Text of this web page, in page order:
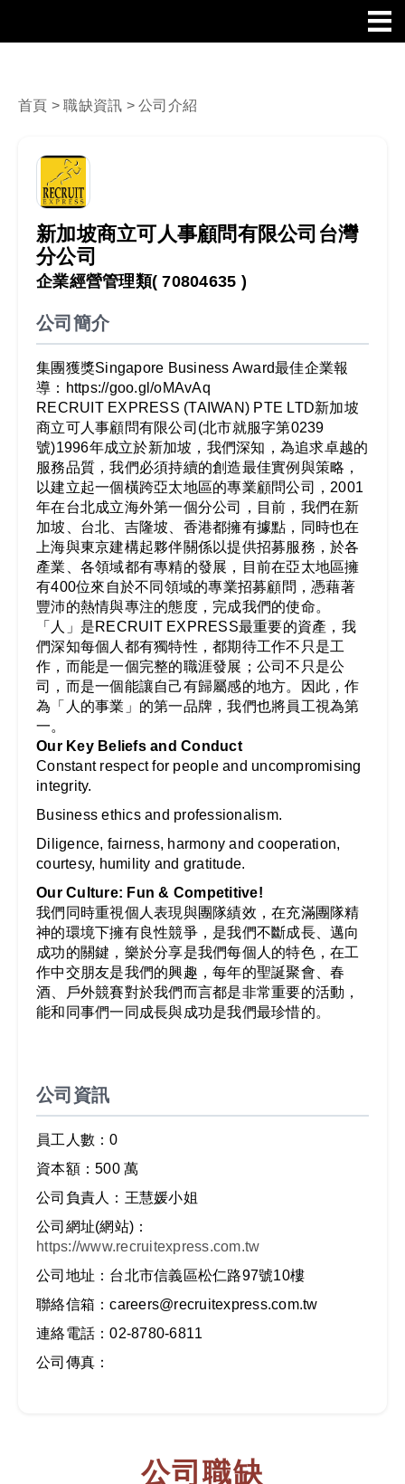
首頁 >職缺資訊 > 公司介紹
新加坡商立可人事顧問有限公司台灣
分公司
企業經營管理類( 70804635 )
公司簡介
集團獲獎Singapore Business Award最佳企業報
導：https://goo.gl/oMAvAq
RECRUIT EXPRESS (TAIWAN) PTE LTD新加坡
商立可人事顧問有限公司(北市就服字第0239
號)1996年成立於新加坡，我們深知，為追求卓越的
服務品質，我們必須持續的創造最佳實例與策略，
以建立起一個橫跨亞太地區的專業顧問公司，2001
年在台北成立海外第一個分公司，目前，我們在新
加坡、台北、吉隆坡、香港都擁有據點，同時也在
上海與東京建構起夥伴關係以提供招募服務，於各
產業、各領域都有專精的發展，目前在亞太地區擁
有400位來自於不同領域的專業招募顧問，憑藉著
豐沛的熱情與專注的態度，完成我們的使命。
「人」是RECRUIT EXPRESS最重要的資產，我
們深知每個人都有獨特性，都期待工作不只是工
作，而能是一個完整的職涯發展；公司不只是公
司，而是一個能讓自己有歸屬感的地方。因此，作
為「人的事業」的第一品牌，我們也將員工視為第
一。
Our Key Beliefs and Conduct
Constant respect for people and uncompromising
integrity.
Business ethics and professionalism.
Diligence, fairness, harmony and cooperation,
courtesy, humility and gratitude.
Our Culture: Fun & Competitive!
我們同時重視個人表現與團隊績效，在充滿團隊精
神的環境下擁有良性競爭，是我們不斷成長、邁向
成功的關鍵，樂於分享是我們每個人的特色，在工
作中交朋友是我們的興趣，每年的聖誕聚會、春
酒、戶外競賽對於我們而言都是非常重要的活動，
能和同事們一同成長與成功是我們最珍惜的。
公司資訊
員工人數：0
資本額：500 萬
公司負責人：王慧媛小姐
公司網址(網站)：
https://www.recruitexpress.com.tw
公司地址：台北市信義區松仁路97號10樓
聯絡信箱：careers@recruitexpress.com.tw
連絡電話：02-8780-6811
公司傳真：
公司職缺